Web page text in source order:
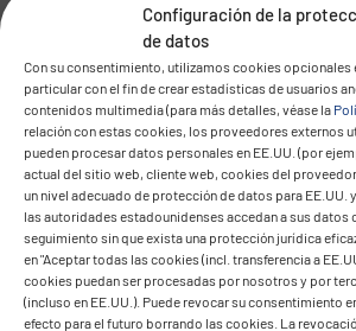
Configuración de la
de datos
Con su consentimiento, utilizamos cookies opcionales
particular con el fin de crear estadísticas de usuarios
contenidos multimedia (para más detalles, véase la
relación con estas cookies, los proveedores externos
pueden procesar datos personales en EE.UU. (por
actual del sitio web, cliente web, cookies del
un nivel adecuado de protección de datos para EE.UU.
las autoridades estadounidenses accedan a sus datos
seguimiento sin que exista una protección jurídica
en "Aceptar todas las cookies (incl. transferencia a
cookies puedan ser procesadas por nosotros y por
(incluso en EE.UU.). Puede revocar su consentimiento
efecto para el futuro borrando las cookies. La
Archivado a prueba de
comercio conforme a las normas
fiscales, a escala nacional e
internacional.
Control e informes
Transparencia en tiempo real:
seguimiento del flujo de